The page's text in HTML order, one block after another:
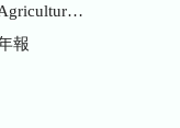
Extension Station
報